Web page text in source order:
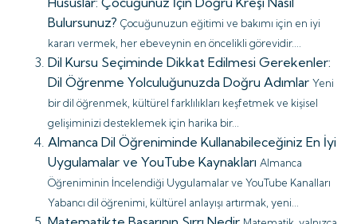
Bulursunuz? Çocuğunuzun eğitimi ve bakımı için en iyi
kararı vermek, her ebeveynin en öncelikli görevidir....
Dil Kursu Seçiminde Dikkat Edilmesi Gerekenler:
Dil Öğrenme Yolculuğunuzda Doğru Adımlar Yeni
bir dil öğrenmek, kültürel farklılıkları keşfetmek ve kişisel
gelişiminizi desteklemek için harika bir...
Almanca Dil Öğreniminde Kullanabileceğiniz En İyi
Uygulamalar ve YouTube Kaynakları Almanca
Öğreniminin İncelendiği Uygulamalar ve YouTube Kanalları
Yabancı dil öğrenimi, kültürel anlayışı artırmak, yeni...